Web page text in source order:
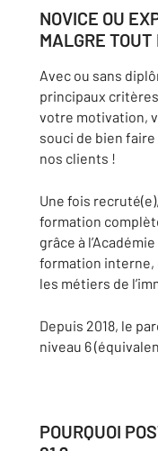
NOVICE OU
MALGRE
Avec ou sans
principaux
votre motivation,
souci de bien
nos clients !
Une fois
formation
grâce à
formation interne,
les métiers de
Depuis 2018, le
niveau 6
POURQUOI